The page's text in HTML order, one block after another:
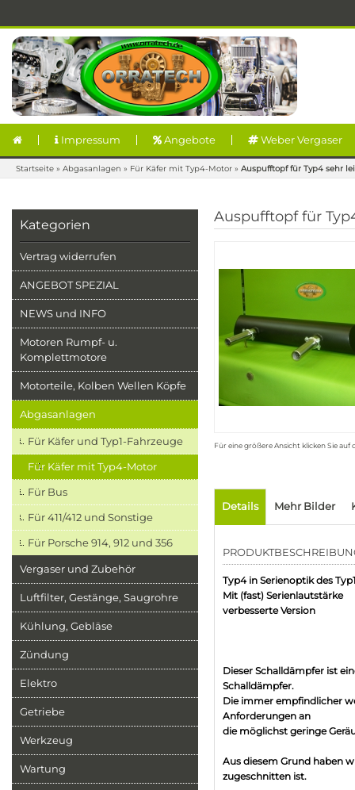
Impressum Angebote Weber Vergaser
Startseite » Abgasanlagen » Für Käfer mit Typ4-Motor » Auspufftopf für Typ4 sehr
Kategorien
Vertrag widerrufen
ANGEBOT SPEZIAL
NEWS und INFO
Motoren Rumpf- u.
Komplettmotore
Motorteile, Kolben Wellen Köpfe
Abgasanlagen
Für Käfer und Typ1-Fahrzeuge
Für Käfer mit Typ4-Motor
Für Bus
Für 411/412 und Sonstige
Für Porsche 914, 912 und 356
Vergaser und Zubehör
Luftfilter, Gestänge, Saugrohre
Kühlung, Gebläse
Zündung
Elektro
Getriebe
Werkzeug
Wartung
Auspufftopf für
Für eine größere Ansicht klicken Sie auf
Details Mehr Bilder
Typ4 in Serienoptik des Typ1
Mit (fast) Serienlautstärke
verbesserte Version
Dieser Schalldämpfer ist
Schalldämpfer.
Die immer empfindlicher
Anforderungen an
die möglichst geringe
Aus diesem Grund haben
zugeschnitten ist.